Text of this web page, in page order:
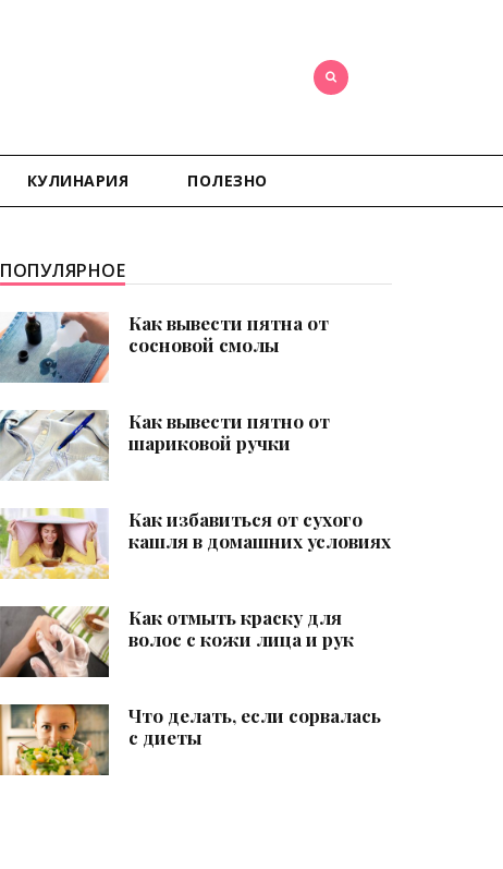
КУЛИНАРИЯ ПОЛЕЗНО
ПОПУЛЯРНОЕ
Как вывести пятна от
сосновой смолы
Как вывести пятно от
шариковой ручки
Как избавиться от сухого
кашля в домашних условиях
Как отмыть краску для
волос с кожи лица и рук
Что делать, если сорвалась
с диеты